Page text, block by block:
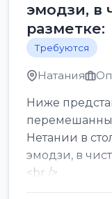
эмодзи, в
разметке:
Требуются
Натания
Ниже
Нетании в
эмодзи, в
<br />
Работа в